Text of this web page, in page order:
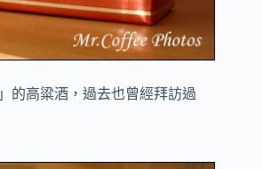
」的高粱酒，過去也曾經拜訪過